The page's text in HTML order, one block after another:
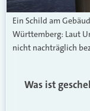
Ein Schild am
Württemberg: Laut
nicht nachträglich
Was ist